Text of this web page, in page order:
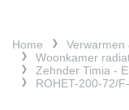
Home Verwarmen
Woonkamer
Zehnder Timia -
ROHET-200-72/